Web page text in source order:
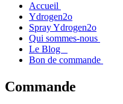
Accueil
Ydrogen2o
Spray Ydrogen2o
Qui sommes-nous
Le Blog
Bon de commande
Commande